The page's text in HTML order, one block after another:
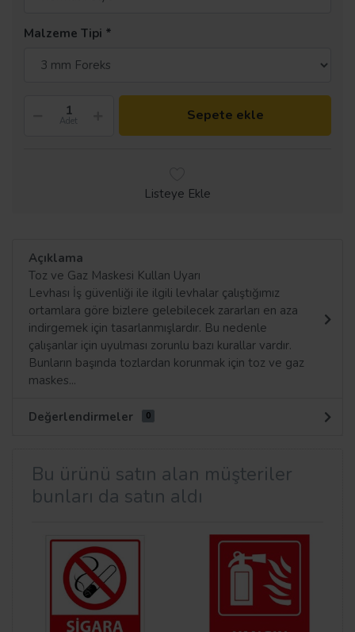
Malzeme Tipi
Adet Sepete ekle
Listeye Ekle
Açıklama
Toz ve Gaz Maskesi Kullan Uyarı
Levhası İş güvenliği ile ilgili levhalar çalıştığımız
ortamlara göre bizlere gelebilecek zararları en aza
indirgemek için tasarlanmışlardır. Bu nedenle
çalışanlar için uyulması zorunlu bazı kurallar vardır.
Bunların başında tozlardan korunmak için toz ve gaz
maskes...
Değerlendirmeler 0
Bu ürünü satın alan müşteriler
bunları da satın aldı